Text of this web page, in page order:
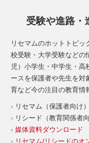
受験や進路・
リセマムのホットトピ
校受験・大学受験などの
児）小学生・中学生・高
ースを保護者や先生を対
育など今の注目の教育情
リセマム（保護者向け）
リシード（教育関係者
媒体資料ダウンロード
リセマム/リシードのオ